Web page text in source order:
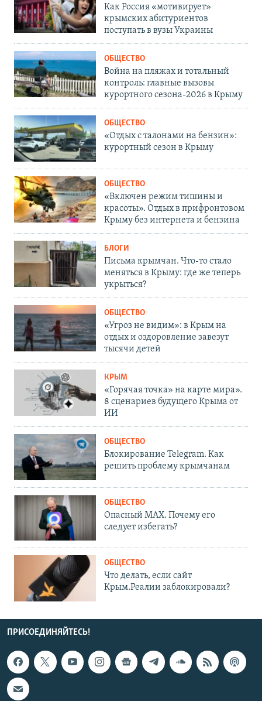
Как Россия «мотивирует»
крымских абитуриентов
поступать в вузы Украины
ОБЩЕСТВО
Война на пляжах и тотальный
контроль: главные вызовы
курортного сезона-2026 в Крыму
ОБЩЕСТВО
«Отдых с талонами на бензин»:
курортный сезон в Крыму
ОБЩЕСТВО
«Включен режим тишины и
красоты». Отдых в прифронтовом
Крыму без интернета и бензина
БЛОГИ
Письма крымчан. Что-то стало
меняться в Крыму: где же теперь
укрыться?
ОБЩЕСТВО
«Угроз не видим»: в Крым на
отдых и оздоровление завезут
тысячи детей
КРЫМ
«Горячая точка» на карте мира».
8 сценариев будущего Крыма от
ИИ
ОБЩЕСТВО
Блокирование Telegram. Как
решить проблему крымчанам
ОБЩЕСТВО
Опасный MAX. Почему его
следует избегать?
ОБЩЕСТВО
Что делать, если сайт
Крым.Реалии заблокировали?
ПРИСОЕДИНЯЙТЕСЬ!